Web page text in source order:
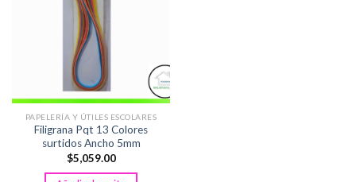
PAPELERÍA Y ÚTILES ESCOLARES
Filigrana Pqt 13 Colores
surtidos Ancho 5mm
$5,059.00